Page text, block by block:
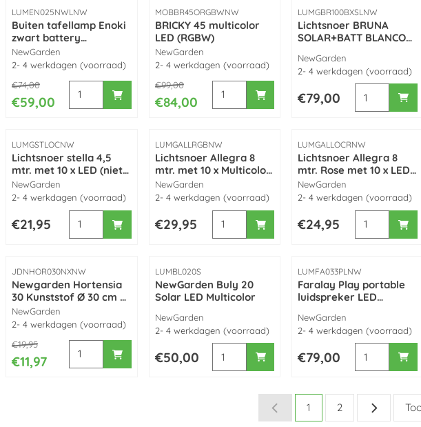
Artikelnummer
LUMEN025NWLNW
Buiten tafellamp Enoki
zwart battery
draadloos / oplaadbaar
made by NewGarden
Merk:
NewGarden
2- 4 werkdagen (voorraad)
Van 74,00 voor 59,00
€74,00
€59,00
Aantal kiezen voor Buiten tafellamp Enoki zwart battery draadloos /
Artikelnummer
MOBBR45ORGBWNW
BRICKY 45 multicolor
LED (RGBW)
Merk:
NewGarden
2- 4 werkdagen (voorraad)
Van 99,00 voor 84,00
€99,00
€84,00
Aantal kiezen voor BRICKY 45 multicolor
Artikelnummer
LUMGBR100BXSLNW
Lichtsnoer BRUNA
SOLAR+BATT BLANCO
NewGarden
Merk:
NewGarden
2- 4 werkdagen (voorraad)
Prijs: 79,00
€79,00 Aantal
Artikelnummer
LUMGSTLOCNW
Lichtsnoer stella 4,5
mtr. met 10 x LED (niet
koppelbaar) made by
NewGarden
Merk:
NewGarden
2- 4 werkdagen (voorraad)
Prijs: 21,95
€21,95 Aantal kiezen voor Lichtsnoer stella 4,5 mtr. met 10 x LED (niet
Artikelnummer
LUMGALLRGBNW
Lichtsnoer Allegra 8
mtr. met 10 x Multicolor
LED (koppelbaar) made
by NewGarden
Merk:
NewGarden
2- 4 werkdagen (voorraad)
Prijs: 29,95
€29,95 Aantal kiezen voor Lichtsnoer Allegra 8
Artikelnummer
LUMGALLOCRNW
Lichtsnoer Allegra 8
mtr. Rose met 10 x LED
(koppelbaar) made by
NewGarden
Merk:
NewGarden
2- 4 werkdagen (voorraad)
Prijs: 24,95
€24,95 Aantal
Artikelnummer
JDNHOR030NXNW
Newgarden Hortensia
30 Kunststof Ø 30 cm H
30cm zwart Buiten
Bloempot
Merk:
NewGarden
2- 4 werkdagen (voorraad)
Van 19,95 voor 11,97
€19,95
€11,97
Aantal kiezen voor Newgarden Hortensia 30 Kunststof Ø 30 cm H 30cm
Artikelnummer
LUMBL020S
NewGarden Buly 20
Solar LED Multicolor
Merk:
NewGarden
2- 4 werkdagen (voorraad)
Prijs: 50,00
€50,00 Aantal kiezen voor NewGarden Buly 20
Artikelnummer
LUMFA033PLNW
Faralay Play portable
luidspreker LED
incl. Bluetooth speaker.
Merk:
NewGarden
2- 4 werkdagen (voorraad)
Prijs: 79,00
€79,00 Aantal
1 2